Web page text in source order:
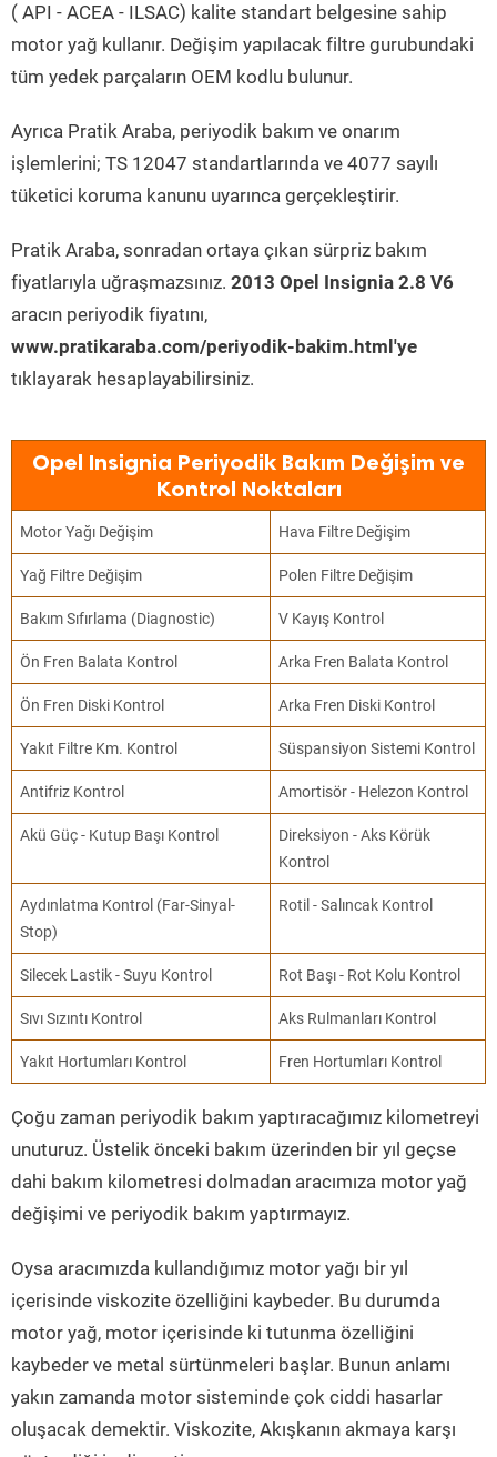
( API - ACEA - ILSAC) kalite standart belgesine sahip
motor yağ kullanır. Değişim yapılacak filtre gurubundaki
tüm yedek parçaların OEM kodlu bulunur.
Ayrıca Pratik Araba, periyodik bakım ve onarım
işlemlerini; TS 12047 standartlarında ve 4077 sayılı
tüketici koruma kanunu uyarınca gerçekleştirir.
Pratik Araba, sonradan ortaya çıkan sürpriz bakım
fiyatlarıyla uğraşmazsınız. 2013 Opel Insignia 2.8 V6
aracın periyodik fiyatını,
www.pratikaraba.com/periyodik-bakim.html'ye
tıklayarak hesaplayabilirsiniz.
Opel Insignia Periyodik Bakım Değişim ve
Kontrol Noktaları
Motor Yağı Değişim Hava Filtre Değişim
Yağ Filtre Değişim Polen Filtre Değişim
Bakım Sıfırlama (Diagnostic) V Kayış Kontrol
Ön Fren Balata Kontrol Arka Fren Balata Kontrol
Ön Fren Diski Kontrol Arka Fren Diski Kontrol
Yakıt Filtre Km. Kontrol Süspansiyon Sistemi Kontrol
Antifriz Kontrol Amortisör - Helezon Kontrol
Akü Güç - Kutup Başı Kontrol
Direksiyon - Aks Körük
Kontrol
Aydınlatma Kontrol (Far-Sinyal-
Stop)
Rotil - Salıncak Kontrol
Silecek Lastik - Suyu Kontrol Rot Başı - Rot Kolu Kontrol
Sıvı Sızıntı Kontrol Aks Rulmanları Kontrol
Yakıt Hortumları Kontrol Fren Hortumları Kontrol
Çoğu zaman periyodik bakım yaptıracağımız kilometreyi
unuturuz. Üstelik önceki bakım üzerinden bir yıl geçse
dahi bakım kilometresi dolmadan aracımıza motor yağ
değişimi ve periyodik bakım yaptırmayız.
Oysa aracımızda kullandığımız motor yağı bir yıl
içerisinde viskozite özelliğini kaybeder. Bu durumda
motor yağ, motor içerisinde ki tutunma özelliğini
kaybeder ve metal sürtünmeleri başlar. Bunun anlamı
yakın zamanda motor sisteminde çok ciddi hasarlar
oluşacak demektir. Viskozite, Akışkanın akmaya karşı